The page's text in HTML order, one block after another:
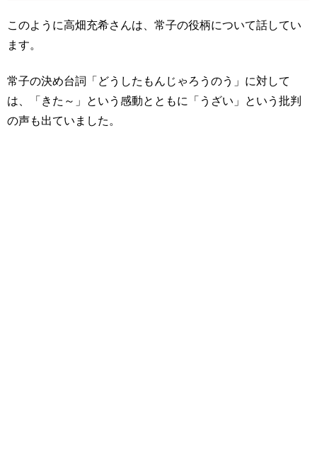
このように高畑充希さんは、常子の役柄について話してい
ます。
常子の決め台詞「どうしたもんじゃろうのう」に対して
は、「きた～」という感動とともに「うざい」という批判
の声も出ていました。